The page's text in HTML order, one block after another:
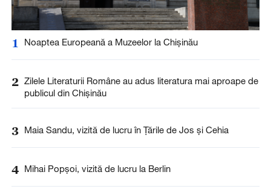
1 Noaptea Europeană a Muzeelor la Chișinău
2 Zilele Literaturii Române au adus literatura mai aproape de
publicul din Chișinău
3 Maia Sandu, vizită de lucru în Țările de Jos și Cehia
4 Mihai Popșoi, vizită de lucru la Berlin